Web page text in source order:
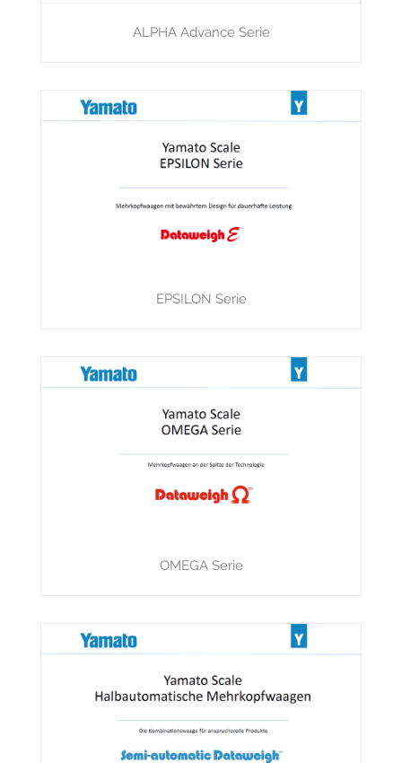
ALPHA Advance Serie
EPSILON Serie
OMEGA Serie